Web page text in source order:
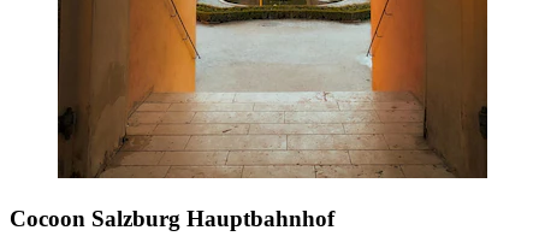
Cocoon Salzburg Hauptbahnhof